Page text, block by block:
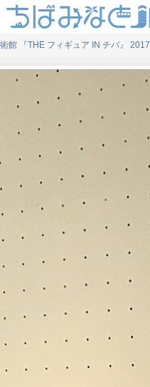
館 『THE フィギュア IN チバ』 2017